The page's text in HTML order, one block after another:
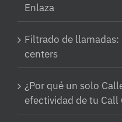
Enlaza
Filtrado de
centers
¿Por qué un solo
efectividad de tu Call